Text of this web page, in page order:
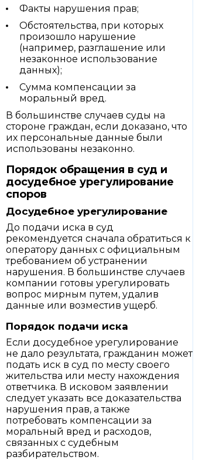
Факты нарушения прав;
Обстоятельства, при которых
произошло нарушение
(например, разглашение или
незаконное использование
данных);
Сумма компенсации за
моральный вред.
В большинстве случаев суды на
стороне граждан, если доказано, что
их персональные данные были
использованы незаконно.
Порядок обращения в суд и
досудебное урегулирование
споров
Досудебное урегулирование
До подачи иска в суд
рекомендуется сначала обратиться к
оператору данных с официальным
требованием об устранении
нарушения. В большинстве случаев
компании готовы урегулировать
вопрос мирным путем, удалив
данные или возместив ущерб.
Порядок подачи иска
Если досудебное урегулирование
не дало результата, гражданин может
подать иск в суд по месту своего
жительства или месту нахождения
ответчика. В исковом заявлении
следует указать все доказательства
нарушения прав, а также
потребовать компенсации за
моральный вред и расходов,
связанных с судебным
разбирательством.